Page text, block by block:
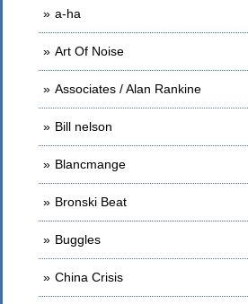
a-ha
Art Of Noise
Associates / Alan Rankine
Bill nelson
Blancmange
Bronski Beat
Buggles
China Crisis